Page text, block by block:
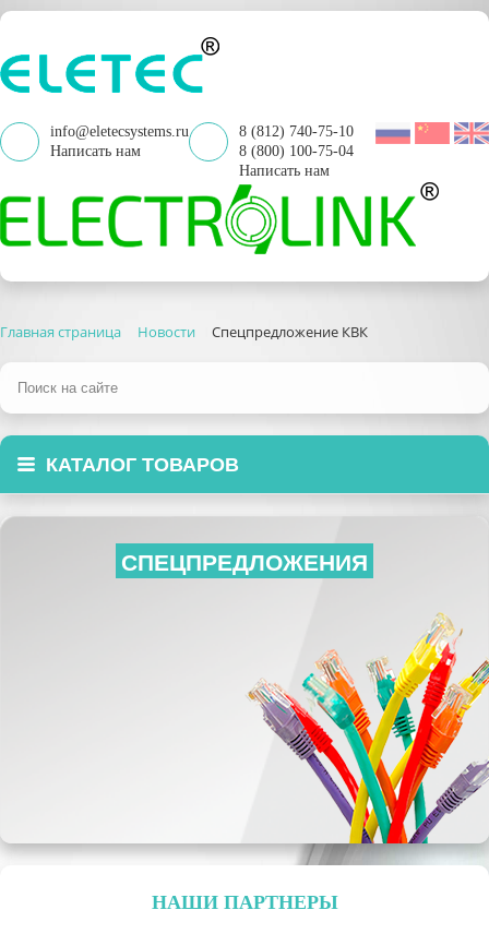
info@eletecsystems.ru
Написать нам
8 (812) 740-75-10
8 (800) 100-75-04
Написать нам
Главная страница Новости Спецпредложение КВК
КАТАЛОГ ТОВАРОВ
СПЕЦПРЕДЛОЖЕНИЯ
НАШИ ПАРТНЕРЫ